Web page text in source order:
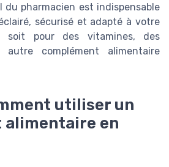
du pharmacien est indispensable
sécurisé et adapté à votre
soit pour des vitamines, des
complément alimentaire
utiliser un
alimentaire en